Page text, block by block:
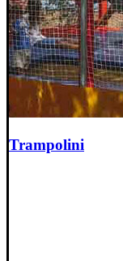
Trampolini